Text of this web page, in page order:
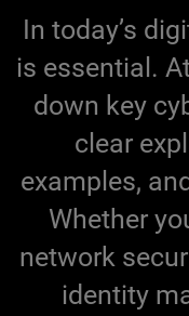
In today’s
is essential.
down key
clear
examples,
Whether
network
identity